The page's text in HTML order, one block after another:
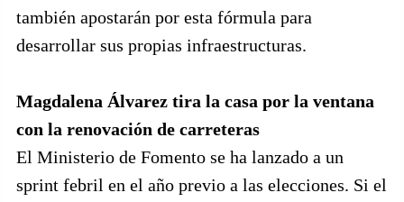
también apostarán por esta fórmula para
desarrollar sus propias infraestructuras.
Magdalena Álvarez tira la casa por la ventana
con la renovación de carreteras
El Ministerio de Fomento se ha lanzado a un
sprint febril en el año previo a las elecciones. Si el